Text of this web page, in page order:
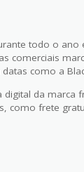
todo o ano
comerciais
como a
da marca
como frete